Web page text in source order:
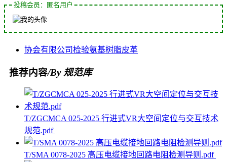
投稿会员：匿名用户
协会有限公司检验氨基树脂皮革
推荐内容/By 规范库
T/ZGCMCA 025-2025 行进式VR大空间定位与交互技术
规范.pdf
T/SMA 0078-2025 高压电缆接地回路电阻检测导则.pdf